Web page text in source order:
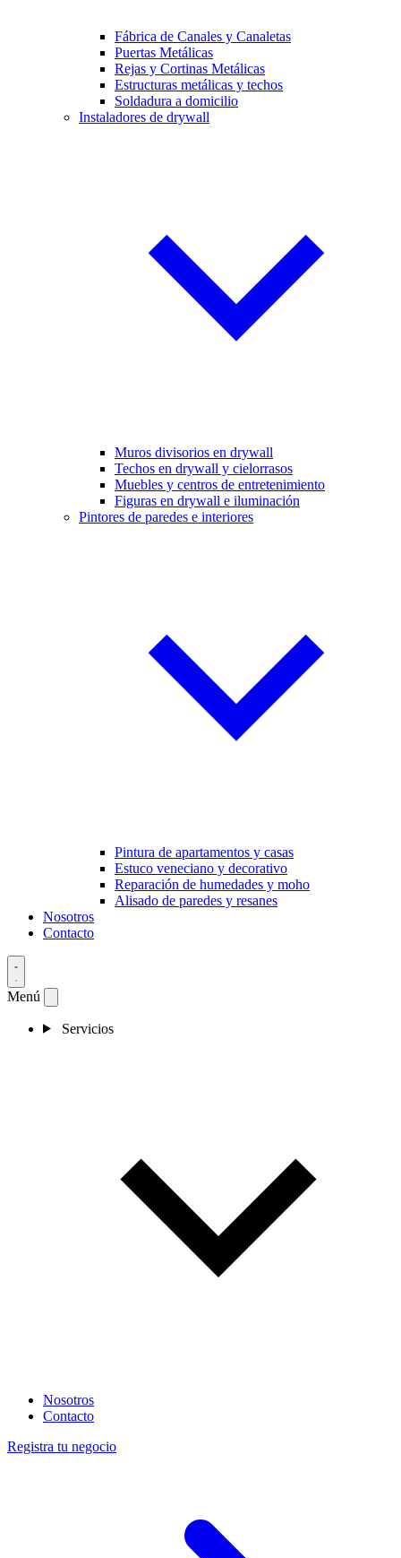
Fábrica de Canales y Canaletas
Puertas Metálicas
Rejas y Cortinas Metálicas
Estructuras metálicas y techos
Soldadura a domicilio
Instaladores de drywall
Muros divisorios en drywall
Techos en drywall y cielorrasos
Muebles y centros de entretenimiento
Figuras en drywall e iluminación
Pintores de paredes e interiores
Pintura de apartamentos y casas
Estuco veneciano y decorativo
Reparación de humedades y moho
Alisado de paredes y resanes
Nosotros
Contacto
Menú
Servicios
Nosotros
Contacto
Registra tu negocio